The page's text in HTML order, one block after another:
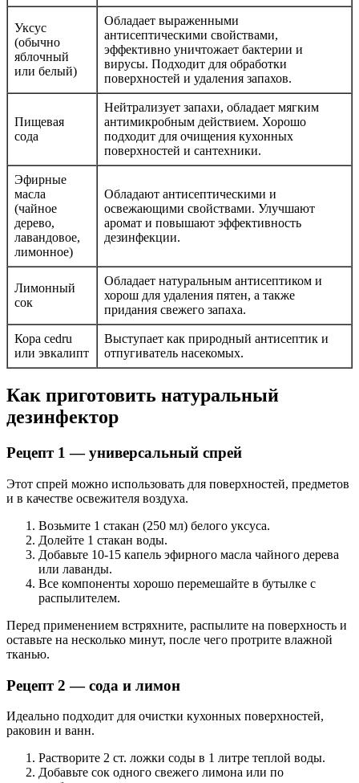
Уксус
(обычно
яблочный
или белый)
Обладает выраженными
антисептическими свойствами,
эффективно уничтожает бактерии и
вирусы. Подходит для обработки
поверхностей и удаления запахов.
Пищевая
сода
Нейтрализует запахи, обладает мягким
антимикробным действием. Хорошо
подходит для очищения кухонных
поверхностей и сантехники.
Эфирные
масла
(чайное
дерево,
лавандовое,
лимонное)
Обладают антисептическими и
освежающими свойствами. Улучшают
аромат и повышают эффективность
дезинфекции.
Лимонный
сок
Обладает натуральным антисептиком и
хорош для удаления пятен, а также
придания свежего запаха.
Кора cedru
или эвкалипт
Выступает как природный антисептик и
отпугиватель насекомых.
Как приготовить натуральный
дезинфектор
Рецепт 1 — универсальный спрей
Этот спрей можно использовать для поверхностей, предметов
и в качестве освежителя воздуха.
Возьмите 1 стакан (250 мл) белого уксуса.
Долейте 1 стакан воды.
Добавьте 10-15 капель эфирного масла чайного дерева
или лаванды.
Все компоненты хорошо перемешайте в бутылке с
распылителем.
Перед применением встряхните, распылите на поверхность и
оставьте на несколько минут, после чего протрите влажной
тканью.
Рецепт 2 — сода и лимон
Идеально подходит для очистки кухонных поверхностей,
раковин и ванн.
Растворите 2 ст. ложки соды в 1 литре теплой воды.
Добавьте сок одного свежего лимона или по